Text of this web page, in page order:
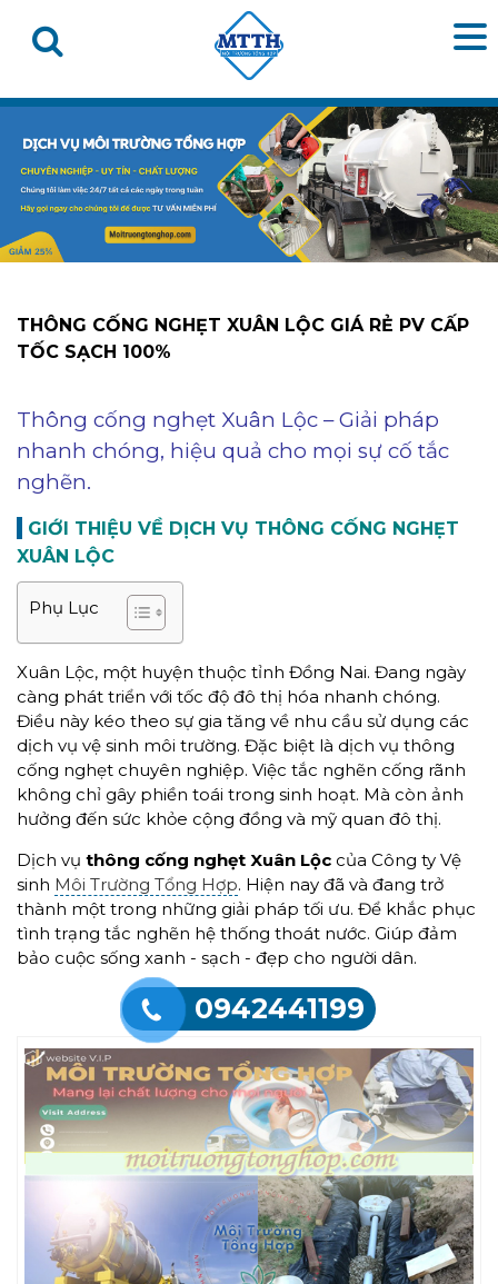
THÔNG CỐNG NGHẸT XUÂN LỘC GIÁ RẺ PV CẤP
TỐC SẠCH 100%
Thông cống nghẹt Xuân Lộc – Giải pháp
nhanh chóng, hiệu quả cho mọi sự cố tắc
nghẽn.
GIỚI THIỆU VỀ DỊCH VỤ THÔNG CỐNG NGHẸT
XUÂN LỘC
Phụ Lục
Xuân Lộc, một huyện thuộc tỉnh Đồng Nai. Đang ngày
càng phát triển với tốc độ đô thị hóa nhanh chóng.
Điều này kéo theo sự gia tăng về nhu cầu sử dụng các
dịch vụ vệ sinh môi trường. Đặc biệt là dịch vụ thông
cống nghẹt chuyên nghiệp. Việc tắc nghẽn cống rãnh
không chỉ gây phiền toái trong sinh hoạt. Mà còn ảnh
hưởng đến sức khỏe cộng đồng và mỹ quan đô thị.
Dịch vụ thông cống nghẹt Xuân Lộc của Công ty Vệ
sinh Môi Trường Tổng Hợp. Hiện nay đã và đang trở
thành một trong những giải pháp tối ưu. Để khắc phục
tình trạng tắc nghẽn hệ thống thoát nước. Giúp đảm
bảo cuộc sống xanh - sạch - đẹp cho người dân.
0942441199